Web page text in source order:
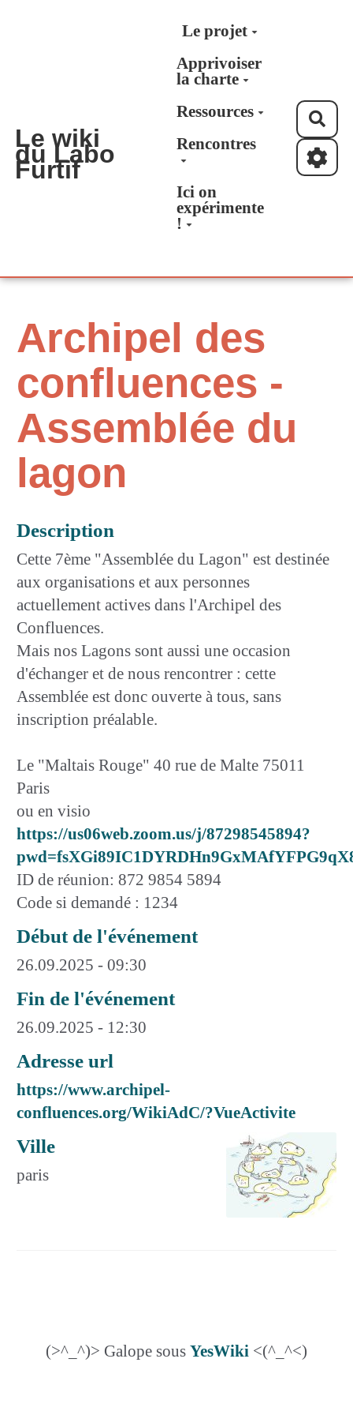
Aller au contenu principal
Le wiki
du Labo
Furtif
Le projet
Apprivoiser
la charte
Ressources
Rencontres
Ici on
expérimente
!
Archipel des
confluences -
Assemblée du
lagon
Description
Cette 7ème "Assemblée du Lagon" est destinée
aux organisations et aux personnes
actuellement actives dans l'Archipel des
Confluences.
Mais nos Lagons sont aussi une occasion
d'échanger et de nous rencontrer : cette
Assemblée est donc ouverte à tous, sans
inscription préalable.
Le "Maltais Rouge" 40 rue de Malte 75011
Paris
ou en visio
https://us06web.zoom.us/j/87298545894?
ID de réunion: 872 9854 5894
Code si demandé : 1234
Début de l'événement
26.09.2025 - 09:30
Fin de l'événement
26.09.2025 - 12:30
Adresse url
https://www.archipel-
confluences.org/WikiAdC/?VueActivite
Ville
paris
(>^_^)> Galope sous YesWiki <(^_^<)